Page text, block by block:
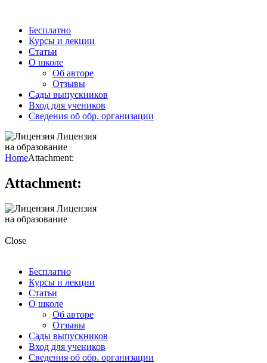
Бесплатно
Курсы и лекции
Статьи
О школе
Об авторе
Отзывы
Сады выпускников
Вход для учеников
Сведения об обр. организации
Лицензия
на образование
HomeAttachment:
Attachment:
Лицензия
на образование
Close
Бесплатно
Курсы и лекции
Статьи
О школе
Об авторе
Отзывы
Сады выпускников
Вход для учеников
Сведения об обр. организации